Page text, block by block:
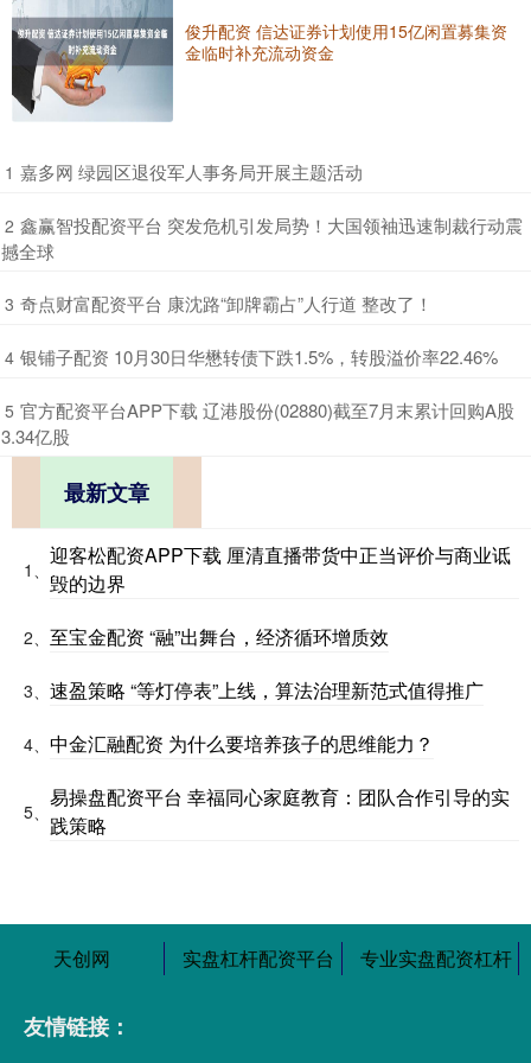
俊升配资 信达证券计划使用15亿闲置募集资
金临时补充流动资金
1 ​嘉多网 绿园区退役军人事务局开展主题活动
2 ​鑫赢智投配资平台 突发危机引发局势！大国领袖迅速制裁行动震
撼全球
3 ​奇点财富配资平台 康沈路“卸牌霸占”人行道 整改了！
4 ​银铺子配资 10月30日华懋转债下跌1.5%，转股溢价率22.46%
5 ​官方配资平台APP下载 辽港股份(02880)截至7月末累计回购A股
3.34亿股
最新文章
1、
迎客松配资APP下载 厘清直播带货中正当评价与商业诋
毁的边界
2、 至宝金配资 “融”出舞台，经济循环增质效
3、 速盈策略 “等灯停表”上线，算法治理新范式值得推广
4、 中金汇融配资 为什么要培养孩子的思维能力？
5、
易操盘配资平台 幸福同心家庭教育：团队合作引导的实
践策略
天创网 实盘杠杆配资平台 专业实盘配资杠杆
友情链接：